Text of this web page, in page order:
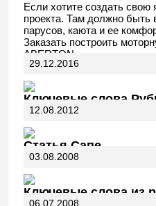
Если хотите создать свою
проекта. Там должно быть
парусов, каюта и ее
Заказать построить
ABERTON.
29.12.2016
Ключевые слова
12.08.2012
Статья Сапе
03.08.2008
Ключевые слова из
06.07.2008